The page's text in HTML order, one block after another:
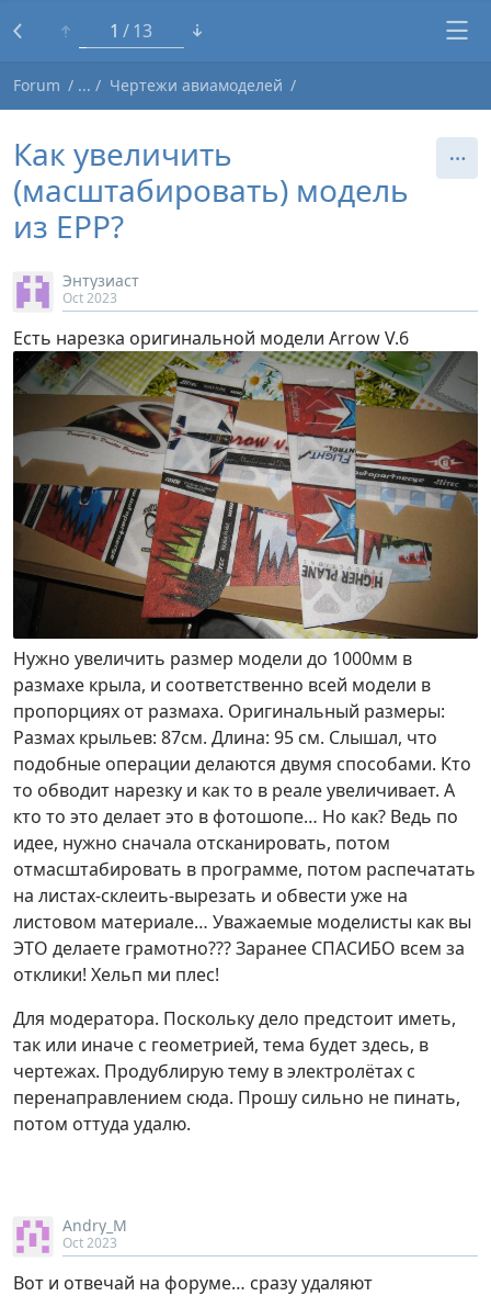
1 13
Forum Чертежи авиамоделей
Как увеличить
(масштабировать) модель
из EPP?
Энтузиаст
Oct 2023
Есть нарезка оригинальной модели Arrow V.6
Нужно увеличить размер модели до 1000мм в
размахе крыла, и соответственно всей модели в
пропорциях от размаха. Оригинальный размеры:
Размах крыльев: 87см. Длина: 95 см. Слышал, что
подобные операции делаются двумя способами. Кто
то обводит нарезку и как то в реале увеличивает. А
кто то это делает это в фотошопе… Но как? Ведь по
идее, нужно сначала отсканировать, потом
отмасштабировать в программе, потом распечатать
на листах-склеить-вырезать и обвести уже на
листовом материале… Уважаемые моделисты как вы
ЭТО делаете грамотно??? Заранее СПАСИБО всем за
отклики! Хельп ми плес!
Для модератора. Поскольку дело предстоит иметь,
так или иначе с геометрией, тема будет здесь, в
чертежах. Продублирую тему в электролётах с
перенаправлением сюда. Прошу сильно не пинать,
потом оттуда удалю.
Andry_M
Oct 2023
Вот и отвечай на форуме… сразу удаляют